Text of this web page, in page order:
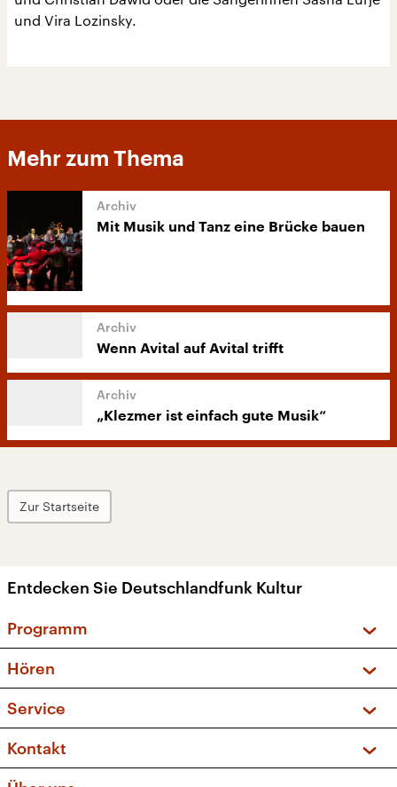
und Vira Lozinsky.
Mehr zum Thema
Mit Musik und Tanz eine Brücke bauen
Wenn Avital auf Avital trifft
„Klezmer ist einfach gute Musik“
Zur Startseite
Entdecken Sie Deutschlandfunk Kultur
Programm
Sendungen und Podcasts
Musikliste
Kakadu – Das Kinderprogramm
Hören
Frequenzen (UKW + DAB+)
Service
FAQ
Apps
Kontakt